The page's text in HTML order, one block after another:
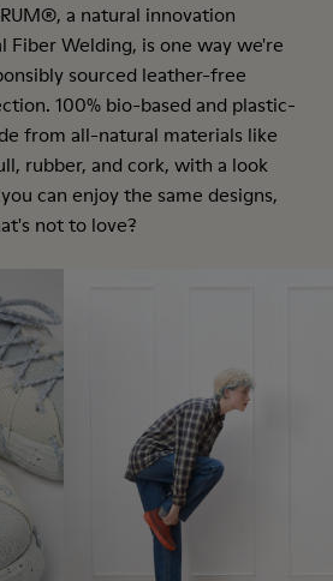
a natural innovation
Fiber Welding, is one way we're
sourced leather-free
100% bio-based and plastic-
from all-natural materials like
rubber, and cork, with a look
can enjoy the same designs,
not to love?